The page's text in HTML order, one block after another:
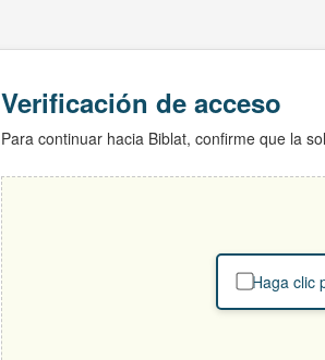
Verificación de acceso
Para continuar hacia Biblat, confirme que la
Haga clic